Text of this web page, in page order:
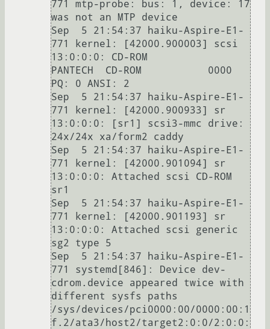
771 mtp-probe: bus: 1, device: 17
was not an MTP device
Sep  5 21:54:37 haiku-Aspire-E1-
771 kernel: [42000.900003] scsi
13:0:0:0: CD-ROM
PANTECH  CD-ROM           0000
PQ: 0 ANSI: 2
Sep  5 21:54:37 haiku-Aspire-E1-
771 kernel: [42000.900933] sr
13:0:0:0: [sr1] scsi3-mmc drive:
24x/24x xa/form2 caddy
Sep  5 21:54:37 haiku-Aspire-E1-
771 kernel: [42000.901094] sr
13:0:0:0: Attached scsi CD-ROM
sr1
Sep  5 21:54:37 haiku-Aspire-E1-
771 kernel: [42000.901193] sr
13:0:0:0: Attached scsi generic
sg2 type 5
Sep  5 21:54:37 haiku-Aspire-E1-
771 systemd[846]: Device dev-
cdrom.device appeared twice with
different sysfs paths
/sys/devices/pci0000:00/0000:00:1
f.2/ata3/host2/target2:0:0/2:0:0: